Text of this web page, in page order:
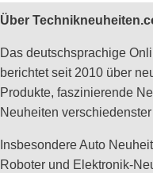
Über
Das deutschsprachige
berichtet seit 2010 über
Produkte, faszinierende
Neuheiten
Insbesondere Auto
Roboter und Elektronik-